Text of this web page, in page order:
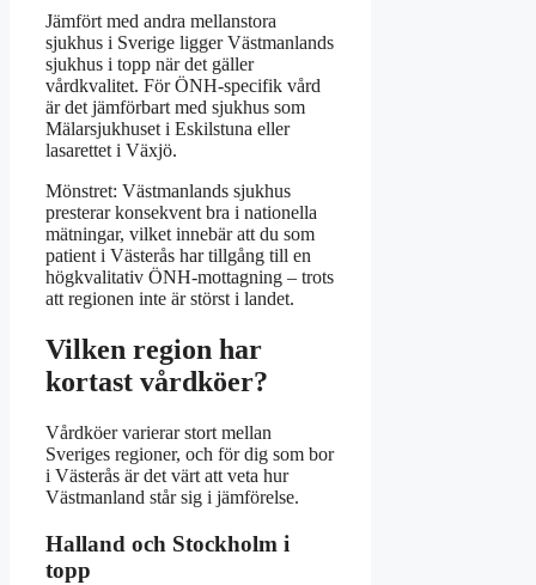
Jämfört med andra mellanstora
sjukhus i Sverige ligger Västmanlands
sjukhus i topp när det gäller
vårdkvalitet. För ÖNH-specifik vård
är det jämförbart med sjukhus som
Mälarsjukhuset i Eskilstuna eller
lasarettet i Växjö.
Mönstret: Västmanlands sjukhus
presterar konsekvent bra i nationella
mätningar, vilket innebär att du som
patient i Västerås har tillgång till en
högkvalitativ ÖNH-mottagning – trots
att regionen inte är störst i landet.
Vilken region har
kortast vårdköer?
Vårdköer varierar stort mellan
Sveriges regioner, och för dig som bor
i Västerås är det värt att veta hur
Västmanland står sig i jämförelse.
Halland och Stockholm i
topp